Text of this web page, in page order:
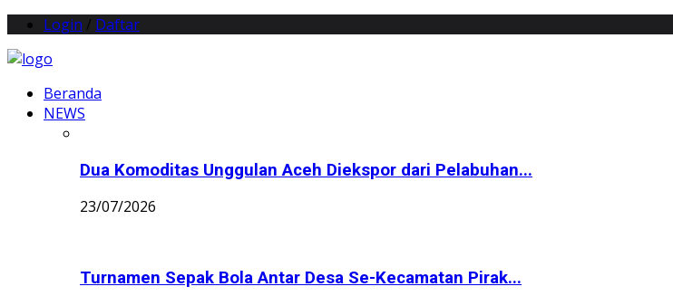
Login / Daftar
Beranda
NEWS
Dua Komoditas Unggulan Aceh Diekspor dari Pelabuhan...
23/07/2026
Turnamen Sepak Bola Antar Desa Se-Kecamatan Pirak...